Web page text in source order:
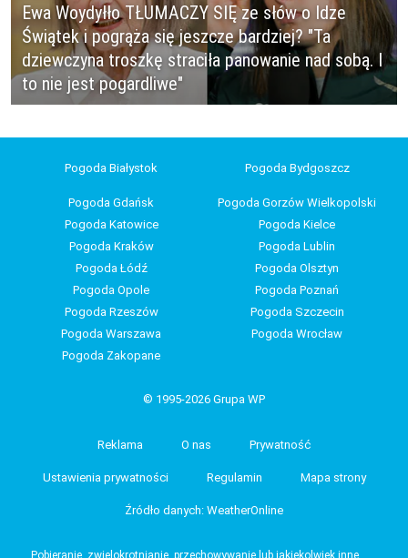
Ewa Woydyłło TŁUMACZY SIĘ ze słów o Idze
Świątek i pogrąża się jeszcze bardziej? "Ta
dziewczyna troszkę straciła panowanie nad sobą. I
to nie jest pogardliwe"
Pogoda Białystok Pogoda Bydgoszcz
Pogoda Gdańsk
Pogoda Gorzów Wielkopolski
Pogoda Katowice
Pogoda Kielce
Pogoda Kraków
Pogoda Lublin
Pogoda Łódź
Pogoda Olsztyn
Pogoda Opole
Pogoda Poznań
Pogoda Rzeszów
Pogoda Szczecin
Pogoda Warszawa
Pogoda Wrocław
Pogoda Zakopane
© 1995-2026 Grupa WP
Reklama O nas Prywatność
Ustawienia prywatności Regulamin Mapa strony
Źródło danych: WeatherOnline
Pobieranie, zwielokrotnianie, przechowywanie lub jakiekolwiek inne